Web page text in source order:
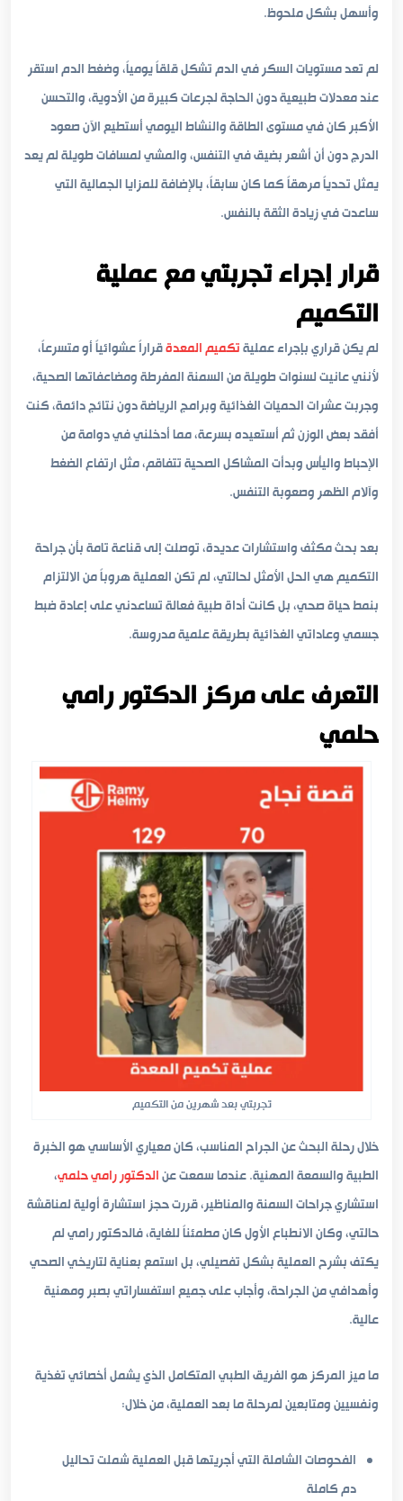
وأسهل بشكل ملحوظ.
لم تعد مستويات السكر في الدم تشكل قلقاً يومياً، وضغط الدم استقر
عند معدلات طبيعية دون الحاجة لجرعات كبيرة من الأدوية، والتحسن
الأكبر كان في مستوى الطاقة والنشاط اليومي أستطيع الآن صعود
الدرج دون أن أشعر بضيق في التنفس، والمشي لمسافات طويلة لم يعد
يمثل تحدياً مرهقاً كما كان سابقاً، بالإضافة للمزايا الجمالية التي
ساعدت في زيادة الثقة بالنفس.
قرار إجراء تجربتي مع عملية
التكميم
لم يكن قراري بإجراء عمليةتكميم المعدةقراراً عشوائياً أو متسرعاً،
لأنني عانيت لسنوات طويلة من السمنة المفرطة ومضاعفاتها الصحية،
وجربت عشرات الحميات الغذائية وبرامج الرياضة دون نتائج دائمة، كنت
أفقد بعض الوزن ثم أستعيده بسرعة، مما أدخلني في دوامة من
الإحباط واليأس وبدأت المشاكل الصحية تتفاقم، مثل ارتفاع الضغط
وآلام الظهر وصعوبة التنفس.
بعد بحث مكثف واستشارات عديدة، توصلت إلى قناعة تامة بأن جراحة
التكميم هي الحل الأمثل لحالتي، لم تكن العملية هروباً من الالتزام
بنمط حياة صحي، بل كانت أداة طبية فعالة تساعدني على إعادة ضبط
جسمي وعاداتي الغذائية بطريقة علمية مدروسة.
التعرف على مركز الدكتور رامي
حلمي
تجربتي بعد شهرين من التكميم
خلال رحلة البحث عن الجراح المناسب، كان معياري الأساسي هو الخبرة
الطبية والسمعة المهنية. عندما سمعت عنالدكتور رامي حلمي،
استشاري جراحات السمنة والمناظير، قررت حجز استشارة أولية لمناقشة
حالتي، وكان الانطباع الأول كان مطمئناً للغاية، فالدكتور رامي لم
يكتف بشرح العملية بشكل تفصيلي، بل استمع بعناية لتاريخي الصحي
وأهدافي من الجراحة، وأجاب على جميع استفساراتي بصبر ومهنية
عالية.
ما ميز المركز هو الفريق الطبي المتكامل الذي يشمل أخصائي تغذية
ونفسيين ومتابعين لمرحلة ما بعد العملية، من خلال:
الفحوصات الشاملة التي أجريتها قبل العملية شملت تحاليل
دم كاملة